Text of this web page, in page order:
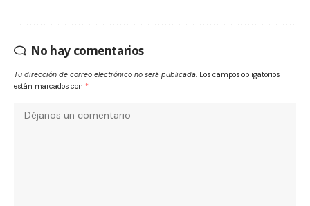
No hay comentarios
Tu dirección de correo electrónico no será publicada. Los campos obligatorios
están marcados con *